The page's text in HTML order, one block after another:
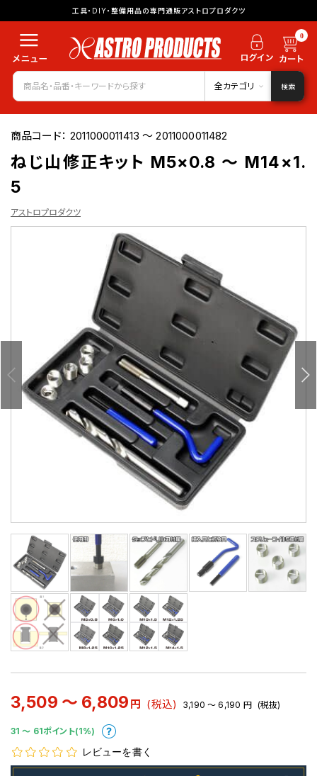
工具・DIY・整備用品の専門通販アストロプロダクツ
0
全カテゴリ 検索
商品コード：2011000011413 ～ 2011000011482
ねじ山修正キット M5×0.8 ～ M14×1.
5
アストロプロダクツ
3,509 ～ 6,809 円 (税込) 3,190 ～ 6,190 円 (税抜)
31 〜 61ポイント(1%)
レビューを書く